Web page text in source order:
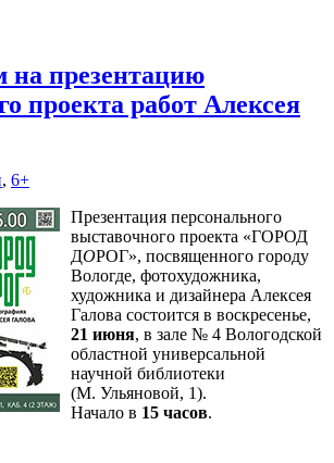
презентацию
проекта работ Алексея
, 6+
Презентация персонального
выставочного проекта «ГОРОД
ДОРОГ», посвященного городу
Вологде, фотохудожника,
художника и дизайнера Алексея
Галова состоится в воскресенье,
21 июня, в зале № 4 Вологодской
областной универсальной
научной библиотеки
(М. Ульяновой, 1).
Начало в 15 часов.